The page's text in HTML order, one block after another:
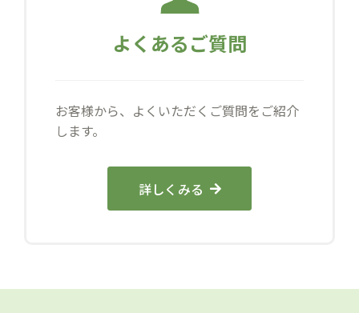
よくあるご質問
お客様から、よくいただくご質問をご紹介
します。
詳しくみる